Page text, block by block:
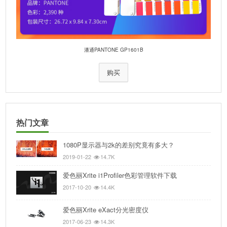
潘通PANTONE GP1601B
购买
热门文章
1080P显示器与2k的差别究竟有多大？
2019-01-22 14.7K
爱色丽Xrite i1Profiler色彩管理软件下载
2017-10-20 14.4K
爱色丽Xrite eXact分光密度仪
2017-06-23 14.3K